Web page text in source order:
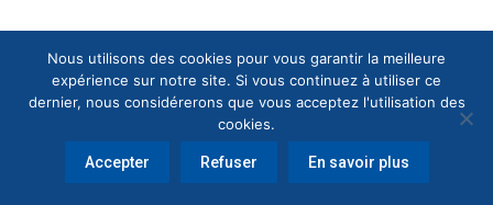
Nous utilisons des cookies pour vous garantir la meilleure
expérience sur notre site. Si vous continuez à utiliser ce
dernier, nous considérerons que vous acceptez l'utilisation des
cookies.
Accepter Refuser En savoir plus